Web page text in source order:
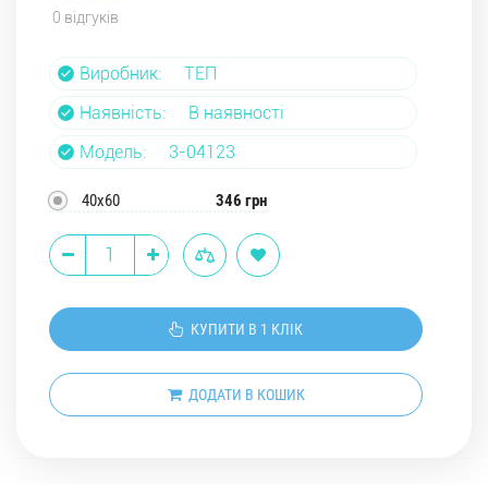
0 відгуків
Виробник:
ТЕП
Наявність:
В наявності
Модель:
3-04123
40х60 346 грн
КУПИТИ В 1 КЛІК
ДОДАТИ В КОШИК